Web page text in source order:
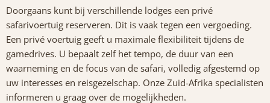
Doorgaans kunt bij verschillende lodges een privé
safarivoertuig reserveren. Dit is vaak tegen een vergoeding.
Een privé voertuig geeft u maximale flexibiliteit tijdens de
gamedrives. U bepaalt zelf het tempo, de duur van een
waarneming en de focus van de safari, volledig afgestemd op
uw interesses en reisgezelschap. Onze Zuid-Afrika specialisten
informeren u graag over de mogelijkheden.